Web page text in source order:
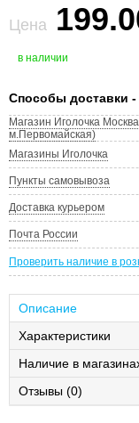
Цена
в наличии
Способы доставки -
Магазин Иголочка
м.Первомайская)
Магазины Иголочка
Пункты самовывоза
Доставка курьером
Почта России
Проверить наличие в
Описание
Характеристики
Наличие в
Отзывы (0)